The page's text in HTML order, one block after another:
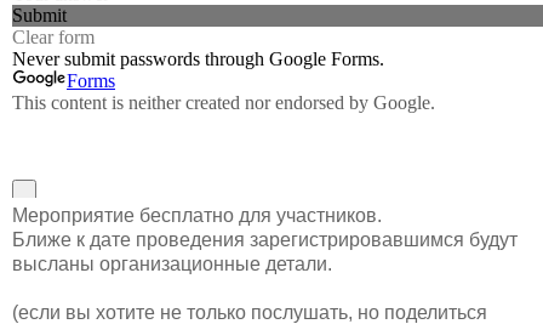
Мероприятие бесплатно для участников.
Ближе к дате проведения зарегистрировавшимся будут
высланы организационные детали.
(если вы хотите не только послушать, но поделиться